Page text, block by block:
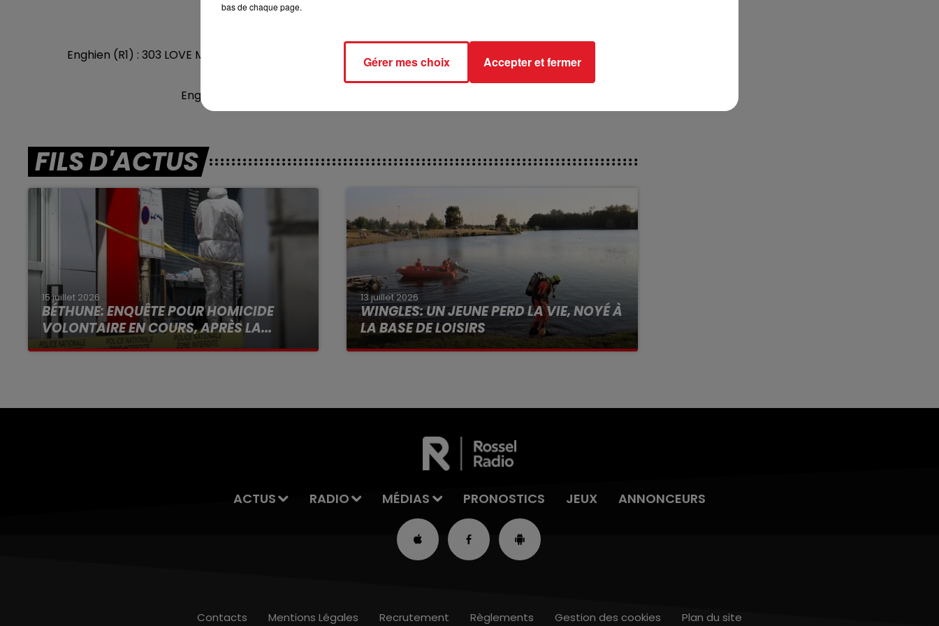
Enghien (R1) : 303 LOVE ME DO - 407 KITT ET NEVIS - 513 HARDI CROWN - 514 GLORIEUSE CARNOIS
Les notes du Croisé-Laroche :
Enghien (R1) : 306 LUCKY CASTELETS - 808 JOLI COKTAIL
FILS D'ACTUS
15 juillet 2026
BÉTHUNE: ENQUÊTE POUR HOMICIDE
VOLONTAIRE EN COURS, APRÈS LA...
Selon les premiers éléments, le logement
13 juillet 2026
WINGLES: UN JEUNE PERD LA VIE, NOYÉ À
LA BASE DE LOISIRS
La victime a coulé à pic
ACTUS RADIO MÉDIAS PRONOSTICS JEUX ANNONCEURS
Contacts Mentions Légales Recrutement Règlements Gestion des cookies Plan du site
bas de chaque page.
Gérer mes choix Accepter et fermer